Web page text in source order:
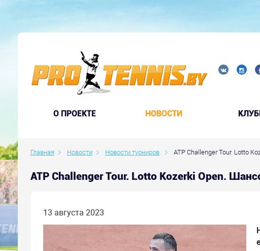
O ПРОЕКТЕ НОВОСТИ
Главная Новости Новости турниров ATP Challenger Tour. Lotto
ATP Challenger Tour. Lotto Kozerki Open.
13 августа 2023